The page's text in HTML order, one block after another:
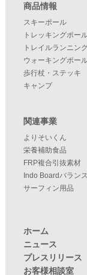
商品情報
スキーポール
トレッキングポー
トレイルランニン
ウォーキングポー
歩行杖・ステッキ
キャンプ
関連事業
よりそいくん
栄養補助食品
FRP複合引抜素材
Indo Boardバラン
サーフィン用品
ホーム
ニュース
プレスリリース
お客様相談室